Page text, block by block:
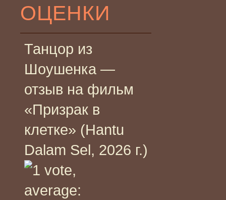
ОЦЕНКИ
Танцор из
Шоушенка —
отзыв на фильм
«Призрак в
клетке» (Hantu
Dalam Sel, 2026 г.)